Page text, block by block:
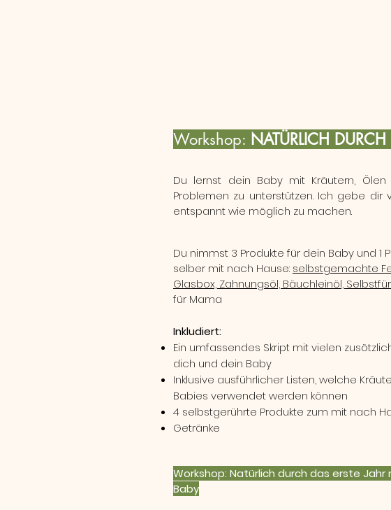
Workshop: NATÜRLICH
Du lernst dein Baby mit Kräutern,
Problemen zu unterstützen. Ich gebe
entspannt wie möglich zu machen.
Du nimmst 3 Produkte für dein Baby und 1
selber mit nach Hause: selbstgemachte
Glasbox, Zahnungsöl, Bäuchleinöl,
für Mama
Inkludiert:
Ein umfassendes Skript mit vielen
dich und dein Baby
Inklusive ausführlicher Listen, welche
Babies verwendet werden können
4 selbstgerührte Produkte zum mit nach
Getränke
Workshop: Natürlich durch das erste Jahr
Baby